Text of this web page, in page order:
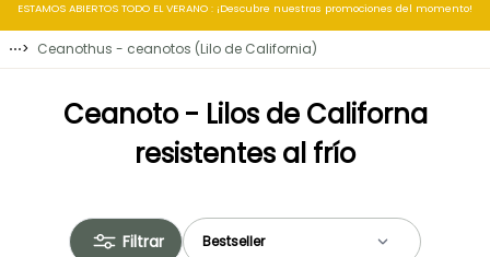
ESTAMOS ABIERTOS TODO EL VERANO : ¡Descubre nuestras promociones del momento!
⋯> Ceanothus - ceanotos (Lilo de California)
Ceanoto - Lilos de Californa
resistentes al frío
Filtrar